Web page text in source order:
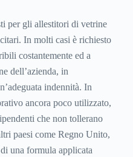
per gli allestitori di vetrine
In molti casi è richiesto
costantemente ed a
dell’azienda, in
indennità. In
ancora poco utilizzato,
che non tollerano
paesi come Regno Unito,
una formula applicata